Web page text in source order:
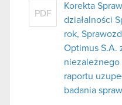
PDF
Korekta
działalności
rok,
Optimus S.A.
niezależnego
raportu
badania